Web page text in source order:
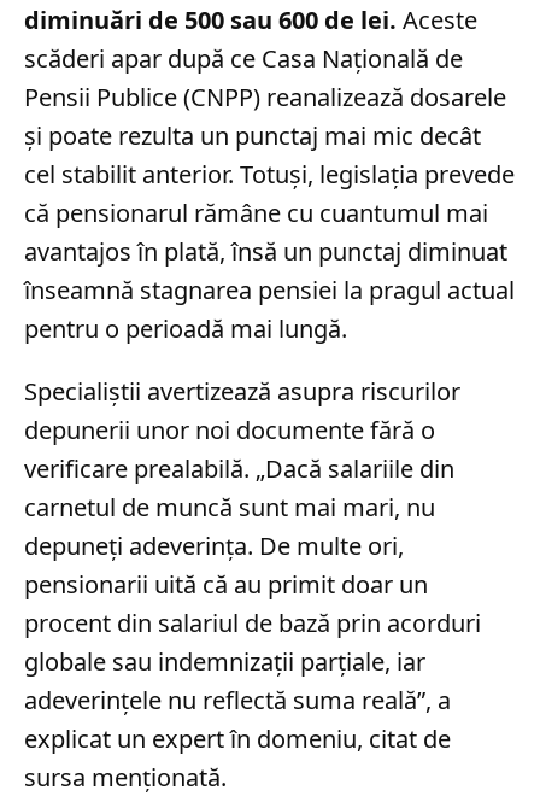
diminuări de 500 sau 600 de lei. Aceste
scăderi apar după ce Casa Națională de
Pensii Publice (CNPP) reanalizează dosarele
și poate rezulta un punctaj mai mic decât
cel stabilit anterior. Totuși, legislația prevede
că pensionarul rămâne cu cuantumul mai
avantajos în plată, însă un punctaj diminuat
înseamnă stagnarea pensiei la pragul actual
pentru o perioadă mai lungă.
Specialiștii avertizează asupra riscurilor
depunerii unor noi documente fără o
verificare prealabilă. „Dacă salariile din
carnetul de muncă sunt mai mari, nu
depuneți adeverința. De multe ori,
pensionarii uită că au primit doar un
procent din salariul de bază prin acorduri
globale sau indemnizații parțiale, iar
adeverințele nu reflectă suma reală”, a
explicat un expert în domeniu, citat de
sursa menționată.